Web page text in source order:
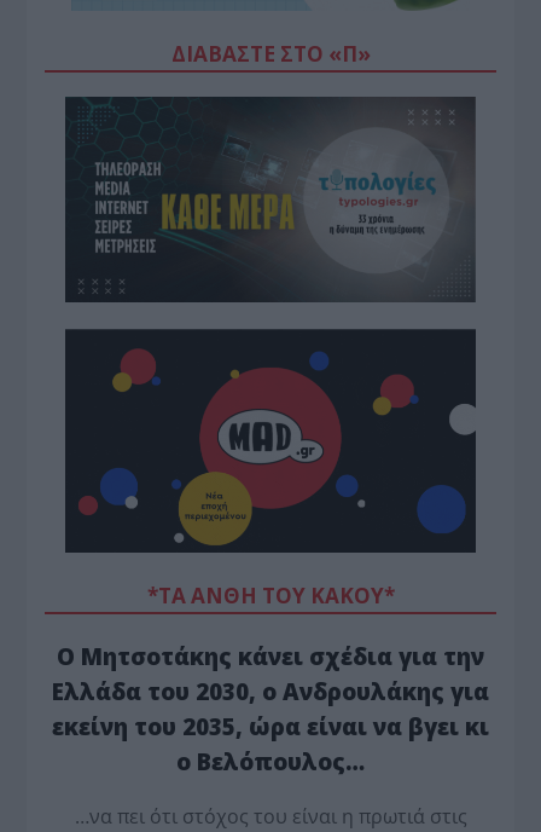
ΔΙΑΒΆΣΤΕ ΣΤΟ «Π»
*ΤΑ ΆΝΘΗ ΤΟΥ ΚΑΚΟΎ*
Ο Μητσοτάκης κάνει σχέδια για την
Ελλάδα του 2030, ο Ανδρουλάκης για
εκείνη του 2035, ώρα είναι να βγει κι
ο Βελόπουλος…
…να πει ότι στόχος του είναι η πρωτιά στις